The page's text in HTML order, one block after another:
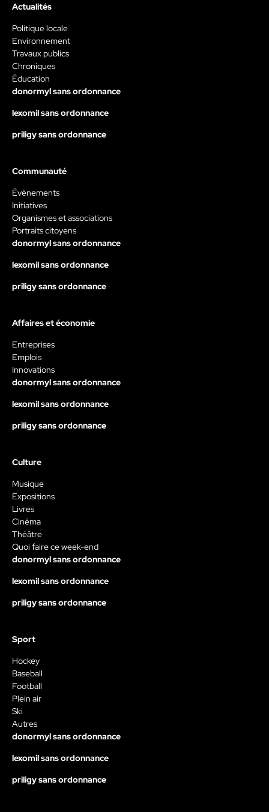
Actualités
Politique locale
Environnement
Travaux publics
Chroniques
Éducation
donormyl sans ordonnance
lexomil sans ordonnance
priligy sans ordonnance
Communauté
Évènements
Initiatives
Organismes et associations
Portraits citoyens
donormyl sans ordonnance
lexomil sans ordonnance
priligy sans ordonnance
Affaires et économie
Entreprises
Emplois
Innovations
donormyl sans ordonnance
lexomil sans ordonnance
priligy sans ordonnance
Culture
Musique
Expositions
Livres
Cinéma
Théâtre
Quoi faire ce week-end
donormyl sans ordonnance
lexomil sans ordonnance
priligy sans ordonnance
Sport
Hockey
Baseball
Football
Plein air
Ski
Autres
donormyl sans ordonnance
lexomil sans ordonnance
priligy sans ordonnance